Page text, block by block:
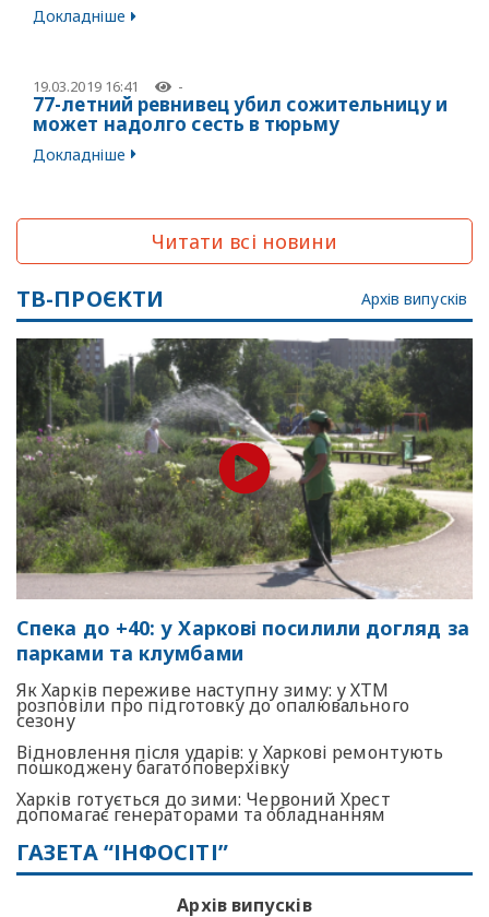
Докладніше
19.03.2019 16:41 -
77-летний ревнивец убил сожительницу и
может надолго сесть в тюрьму
Докладніше
Читати всі новини
ТВ-ПРОЄКТИ Архів випусків
Спека до +40: у Харкові посилили догляд за
парками та клумбами
Як Харків переживе наступну зиму: у ХТМ
розповіли про підготовку до опалювального
сезону
Відновлення після ударів: у Харкові ремонтують
пошкоджену багатоповерхівку
Харків готується до зими: Червоний Хрест
допомагає генераторами та обладнанням
ГАЗЕТА “ІНФОСІТІ”
Архів випусків